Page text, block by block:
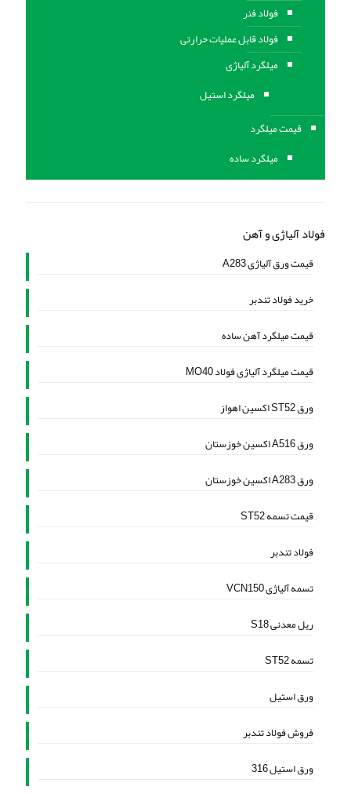
فولاد فنر
فولاد قابل عملیات حرارتی
ميلگرد آلیاژی
میلگرد استیل
قیمت میلگرد
میلگرد ساده
فولاد آلیاژی و آهن
قیمت ورق آلیاژی A283
خرید فولاد تندبر
قیمت میلگرد آهن ساده
قیمت میلگرد آلیاژی فولاد MO40
ورق ST52 اکسین اهواز
ورق A516 اکسین خوزستان
ورق A283 اکسین خوزستان
قیمت تسمه ST52
فولاد تندبر
تسمه آلیاژی VCN150
ریل معدنی S18
تسمه ST52
ورق استیل
فروش فولاد تندبر
ورق استیل 316